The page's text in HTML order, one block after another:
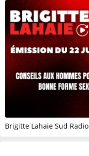
Brigitte Lahaie Sud Radio